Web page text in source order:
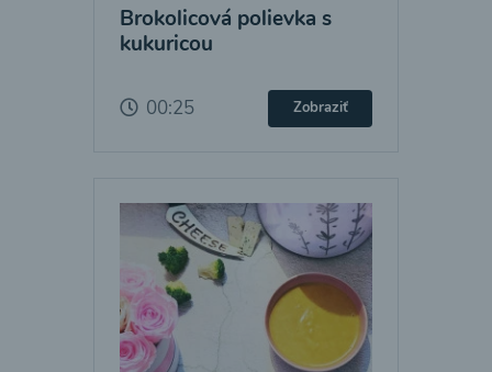
Brokolicová polievka s
kukuricou
00:25 Zobraziť